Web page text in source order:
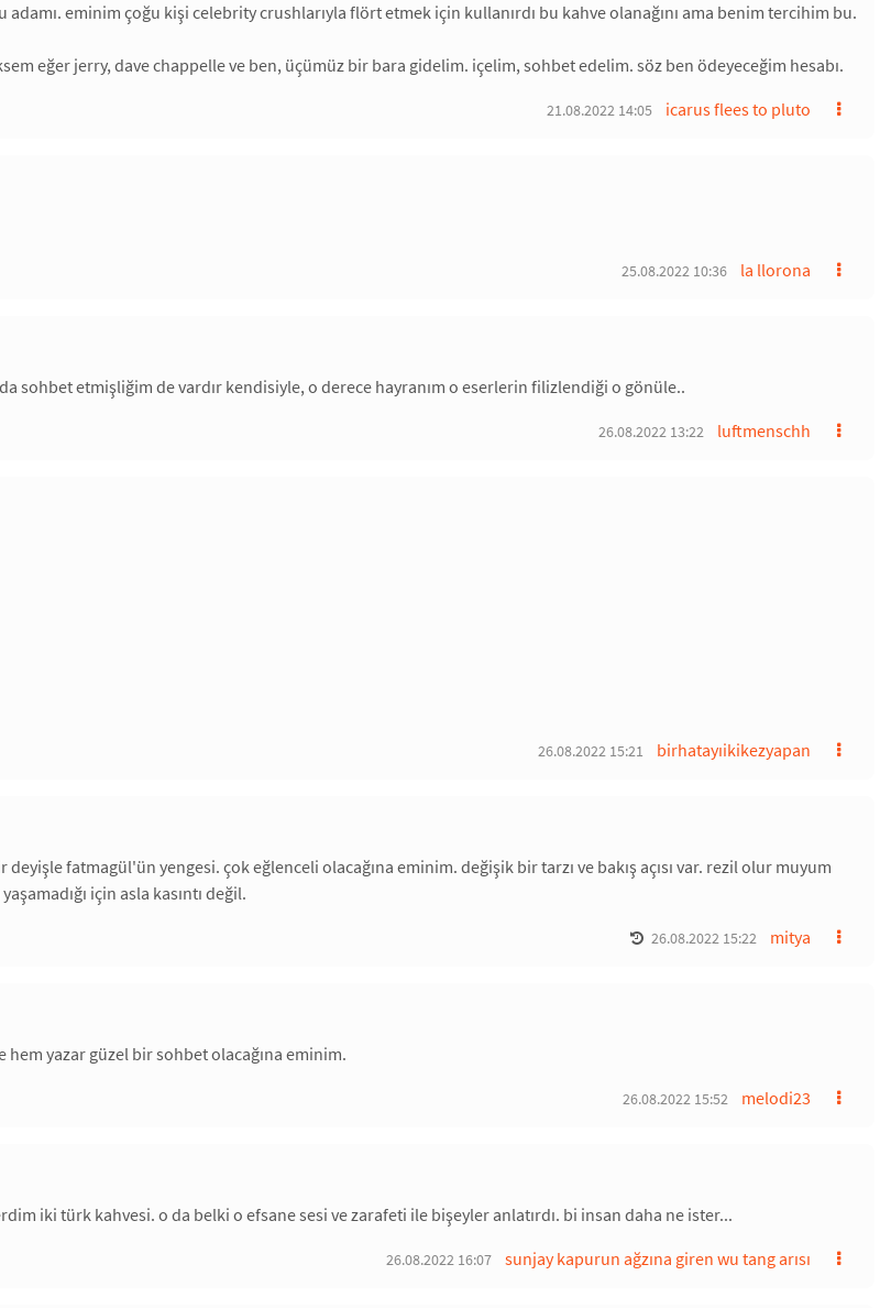
adamı. eminim çoğu kişi celebrity crushlarıyla flört etmek için kullanırdı bu kahve olanağını ama benim tercihim bu.
eğer jerry, dave chappelle ve ben, üçümüz bir bara gidelim. içelim, sohbet edelim. söz ben ödeyeceğim hesabı.
icarus flees to pluto
21.08.2022 14:05
la llorona
25.08.2022 10:36
sohbet etmişliğim de vardır kendisiyle, o derece hayranım o eserlerin filizlendiği o gönüle..
luftmenschh
26.08.2022 13:22
birhatayıikikezyapan
26.08.2022 15:21
fatmagül'ün yengesi. çok eğlenceli olacağına eminim. değişik bir tarzı ve bakış açısı var. rezil olur muyum
için asla kasıntı değil.
mitya
26.08.2022 15:22
yazar güzel bir sohbet olacağına eminim.
melodi23
26.08.2022 15:52
iki türk kahvesi. o da belki o efsane sesi ve zarafeti ile bişeyler anlatırdı. bi insan daha ne ister...
sunjay kapurun ağzına giren wu tang arısı
26.08.2022 16:07